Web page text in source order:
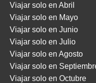
Viajar solo en Abril
Viajar solo en Mayo
Viajar solo en Junio
Viajar solo en Julio
Viajar solo en Agosto
Viajar solo en
Viajar solo en Octubre